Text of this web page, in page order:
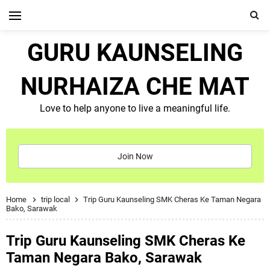
GURU KAUNSELING
NURHAIZA CHE MAT
Love to help anyone to live a meaningful life.
Join Now
Home trip local
Trip Guru Kaunseling SMK Cheras Ke Taman Negara
Bako, Sarawak
Trip Guru Kaunseling SMK Cheras Ke
Taman Negara Bako, Sarawak